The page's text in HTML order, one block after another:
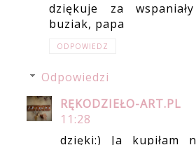
dziękuje za
buziak, papa
ODPOWIEDZ
Odpowiedzi
RĘKODZIEŁO-ART.PL
11:28
dzięki:) Ja kupiłam